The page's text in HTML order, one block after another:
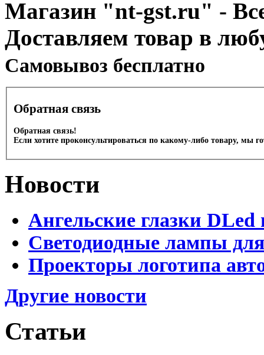
Магазин "nt-gst.ru" -
Доставляем товар в
Cамовывоз бесплатно
Обратная связь
Обратная связь!
Если хотите проконсультироваться по какому-либо товару, мы
Новости
Ангельские глазки DLed
Светодиодные лампы
Проекторы логотипа
Другие новости
Статьи